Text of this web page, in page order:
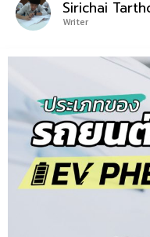
Sirichai
Writer